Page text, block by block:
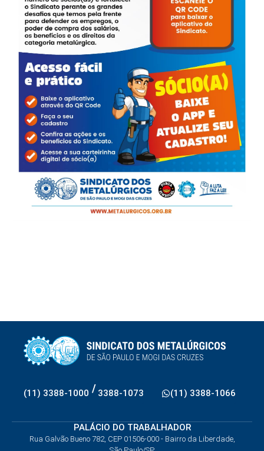
(11) 3388-1000 / 3388-1073 (11) 3388-1066
PALÁCIO DO TRABALHADOR
Rua Galvão Bueno 782, CEP 01506-000 - Bairro da Liberdade,